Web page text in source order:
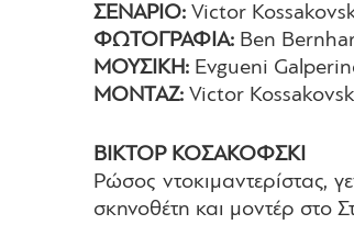
ΣΕΝΑΡΙΟ: Victor
ΦΩΤΟΓΡΑΦΙΑ: Ben
ΜΟΥΣΙΚΗ: Evgueni
ΜΟΝΤΑΖ: Victor
ΒΙΚΤΟΡ ΚΟΣΑΚΟΦΣΚΙ
Ρώσος ντοκιμαντερίστας,
σκηνοθέτη και μοντέρ στο